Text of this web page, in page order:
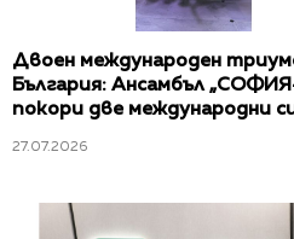
Двоен международен
България: Ансамбъл
покори две международни
27.07.2026